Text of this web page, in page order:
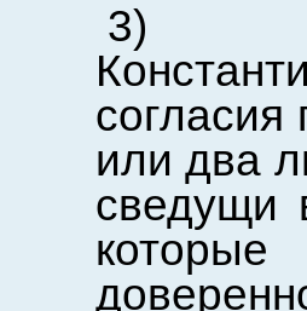
3)
или два
сведущи